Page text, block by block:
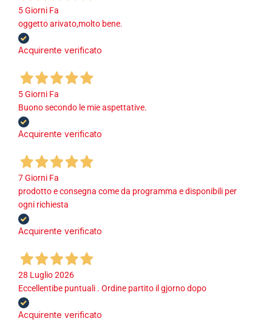
5 Giorni Fa
oggetto arivato,molto bene.
Acquirente verificato
5 Giorni Fa
Buono secondo le mie aspettative.
Acquirente verificato
7 Giorni Fa
prodotto e consegna come da programma e disponibili per
ogni richiesta
Acquirente verificato
28 Luglio 2026
Eccellentibe puntuali . Ordine partito il gjorno dopo
Acquirente verificato